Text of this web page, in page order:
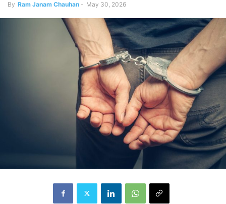
By Ram Janam Chauhan - May 30, 2026